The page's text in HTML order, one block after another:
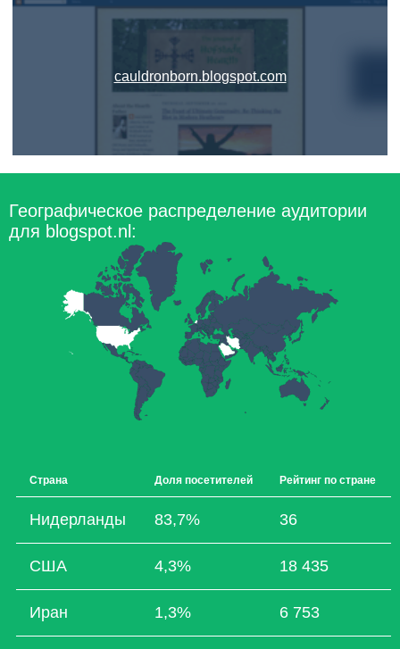
cauldronborn.blogspot.com
Географическое распределение аудитории
для blogspot.nl:
Страна Доля посетителей Рейтинг по стране
Нидерланды 83,7% 36
США 4,3% 18 435
Иран 1,3% 6 753